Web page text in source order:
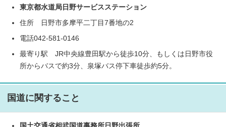
東京都水道局日野サービスステーション
住所 日野市多摩平二丁目7番地の2
電話042-581-0146
最寄り駅 JR中央線豊田駅から徒歩10分、もしくは日野市役
所からバスで約3分、泉塚バス停下車徒歩約5分。
国道に関すること